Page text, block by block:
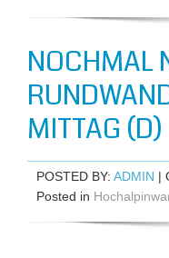
NOCHMAL
MITTAG (D)
POSTED BY: ADMIN |
Posted in